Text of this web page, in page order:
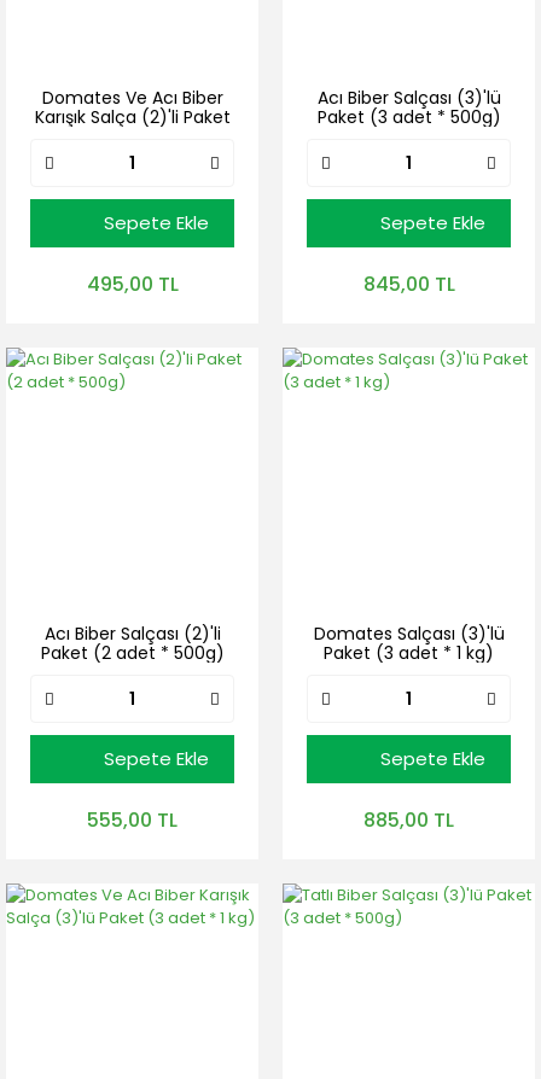
Domates Ve Acı Biber
Karışık Salça (2)'li Paket
Sepete Ekle
495,00 TL
Acı Biber Salçası (3)'lü
Paket (3 adet * 500g)
Sepete Ekle
845,00 TL
Acı Biber Salçası (2)'li
Paket (2 adet * 500g)
Sepete Ekle
555,00 TL
Domates Salçası (3)'lü
Paket (3 adet * 1 kg)
Sepete Ekle
885,00 TL